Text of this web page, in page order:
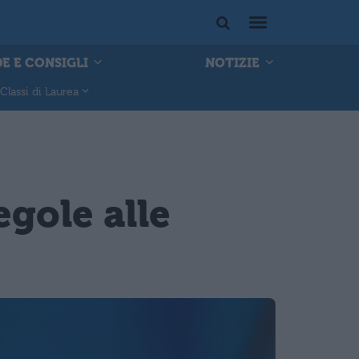
E CONSIGLI NOTIZIE
Classi di Laurea
alle